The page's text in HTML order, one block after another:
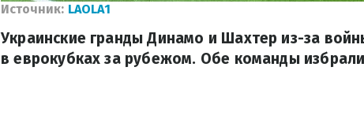
Источник: LAOLA1
Украинские гранды Динамо и Шахтер из-за
в еврокубках за рубежом. Обе команды